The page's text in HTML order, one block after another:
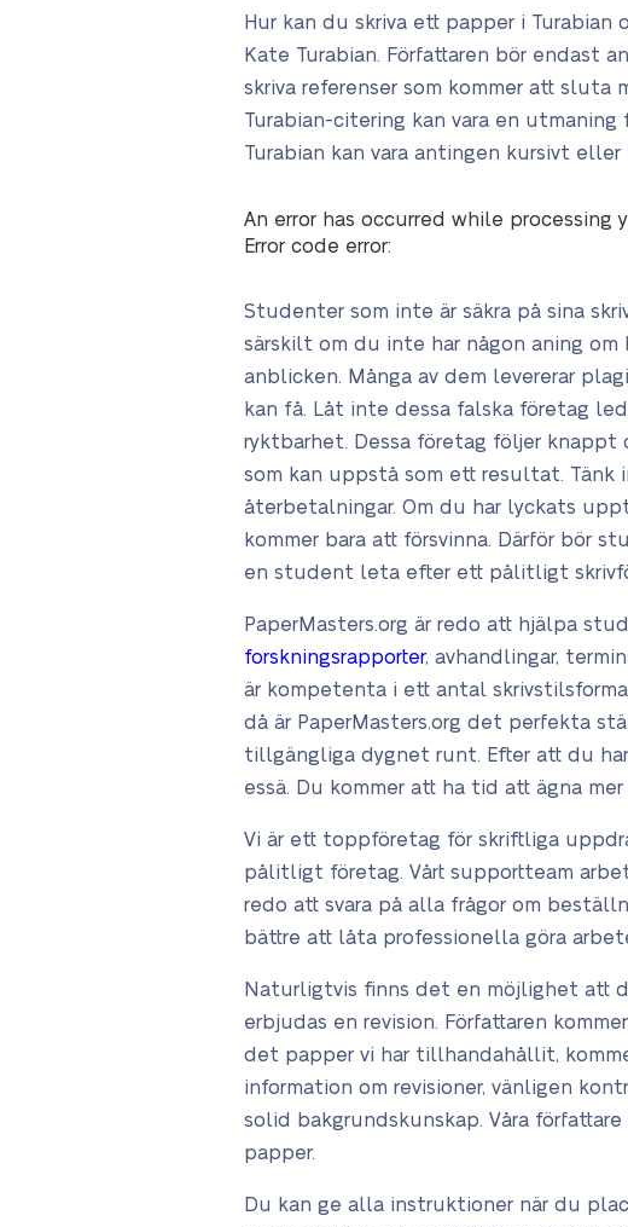
Hur kan du skriva ett papper i
Kate Turabian. Författaren bör endast
skriva referenser som kommer att
Turabian-citering kan vara en
Turabian kan vara antingen kursivt
An error has occurred while
Error code error:
Studenter som inte är säkra på sina
särskilt om du inte har någon aning
anblicken. Många av dem levererar
kan få. Låt inte dessa falska företag
ryktbarhet. Dessa företag följer
som kan uppstå som ett resultat. Tänk
återbetalningar. Om du har lyckats
kommer bara att försvinna. Därför bör
en student leta efter ett pålitligt
PaperMasters.org är redo att hjälpa
forskningsrapporter, avhandlingar,
är kompetenta i ett antal
då är PaperMasters.org det perfekta
tillgängliga dygnet runt. Efter att du
essä. Du kommer att ha tid att ägna
Vi är ett toppföretag för skriftliga
pålitligt företag. Vårt supportteam
redo att svara på alla frågor om
bättre att låta professionella göra
Naturligtvis finns det en möjlighet att
erbjudas en revision. Författaren
det papper vi har tillhandahållit,
information om revisioner, vänligen
solid bakgrundskunskap. Våra
papper.
Du kan ge alla instruktioner när du